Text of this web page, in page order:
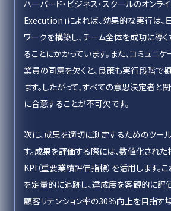
ハーバード・ビジネス・スクールのオンラ
Execution」によれば、効果的な実行は、
ワークを構築し、チーム全体を成功に導
ることにかかっています。また、コミュニ
業員の同意を欠くと、良策も実行段階で
ます。したがって、すべての意思決定者
に合意することが不可欠です。
次に、成果を適切に測定するためのツー
す。成果を評価する際には、数値化された
KPI（重要業績評価指標）を活用します。
を定量的に追跡し、達成度を客観的に評価
顧客リテンション率の30％向上を目指す